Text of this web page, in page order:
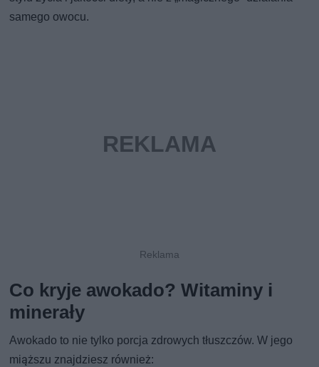
samego owocu.
Co kryje awokado? Witaminy i
minerały
Awokado to nie tylko porcja zdrowych tłuszczów. W jego
miąższu znajdziesz również: